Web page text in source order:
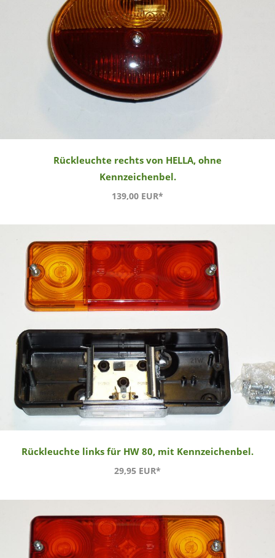
Rückleuchte rechts von HELLA, ohne
Kennzeichenbel.
139,00 EUR*
Rückleuchte links für HW 80, mit Kennzeichenbel.
29,95 EUR*